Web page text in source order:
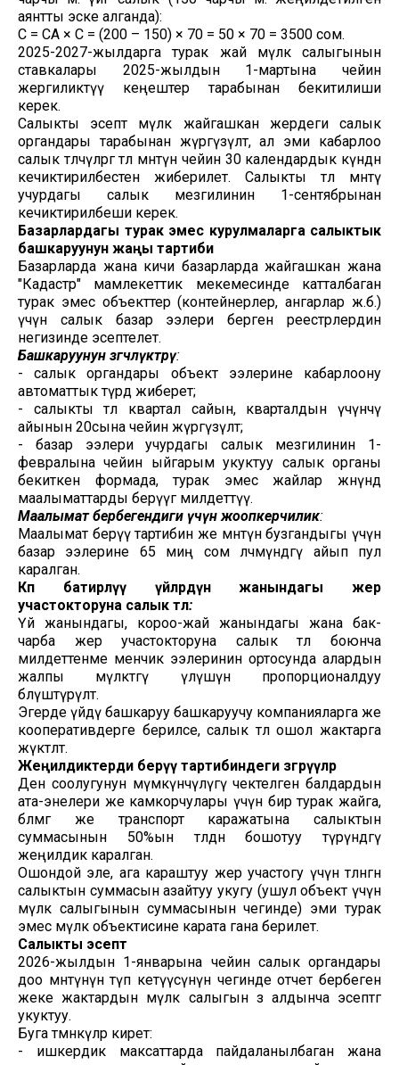
аянтты эске алганда):
С = СА × С = (200 – 150) × 70 = 50 × 70 = 3500 сом.
2025-2027-жылдарга турак жай мүлк салыгынын
ставкалары 2025-жылдын 1-мартына чейин
жергиликтүү кеңештер тарабынан бекитилиши
керек.
Салыкты эсептөө мүлк жайгашкан жердеги салык
органдары тарабынан жүргүзүлөт, ал эми кабарлоо
салык төлөөчүлөргө төлөө мөөнөтүнө чейин 30 календардык күндөн
кечиктирилбестен жиберилет. Салыкты төлөө мөөнөтү
учурдагы салык мезгилинин 1-сентябрынан
кечиктирилбеши керек.
Базарлардагы турак эмес курулмаларга салыктык
башкаруунун жаңы тартиби
Базарларда жана кичи базарларда жайгашкан жана
"Кадастр" мамлекеттик мекемесинде катталбаган
турак эмес объекттер (контейнерлер, ангарлар ж.б.)
үчүн салык базар ээлери берген реестрлердин
негизинде эсептелет.
Башкаруунун өзгөчөлүктөрү:
- салык органдары объект ээлерине кабарлоону
автоматтык түрдө жиберет;
- салыкты төлөө квартал сайын, кварталдын үчүнчү
айынын 20сына чейин жүргүзүлөт;
- базар ээлери учурдагы салык мезгилинин 1-
февралына чейин ыйгарым укуктуу салык органы
бекиткен формада, турак эмес жайлар жөнүндө
маалыматтарды берүүгө милдеттүү.
Маалымат бербегендиги үчүн жоопкерчилик:
Маалымат берүү тартибин же мөөнөтүн бузгандыгы үчүн
базар ээлерине 65 миң сом өлчөмүндөгү айып пул
каралган.
Көп
батирлүү үйлөрдүн
жанындагы жер
участокторуна салык төлөө:
Үй жанындагы, короо-жай жанындагы жана бак-
чарба жер участокторуна салык төлөө боюнча
милдеттенме менчик ээлеринин ортосунда алардын
жалпы мүлктөгү үлүшүнө пропорционалдуу
бөлүштүрүлөт.
Эгерде үйдү башкаруу башкаруучу компанияларга же
кооперативдерге берилсе, салык төлөө ошол жактарга
жүктөлөт.
Жеңилдиктерди берүү тартибиндеги өзгөрүүлөр
Ден соолугунун мүмкүнчүлүгү чектелген балдардын
ата-энелери же камкорчулары үчүн бир турак жайга,
бөлмөгө же транспорт каражатына салыктын
суммасынын 50%ын төлөөдөн бошотуу түрүндөгү
жеңилдик каралган.
Ошондой эле, ага караштуу жер участогу үчүн төлөнгөн
салыктын суммасын азайтуу укугу (ушул объект үчүн
мүлк салыгынын суммасынын чегинде) эми турак
эмес мүлк объектисине карата гана берилет.
Салыкты эсептөө
2026-жылдын 1-январына чейин салык органдары
доо мөөнөтүнүн өтүп кетүүсүнүн чегинде отчет бербеген
жеке жактардын мүлк салыгын өз алдынча эсептөөгө
укуктуу.
Буга төмөнкүлөр кирет:
- ишкердик максаттарда пайдаланылбаган жана